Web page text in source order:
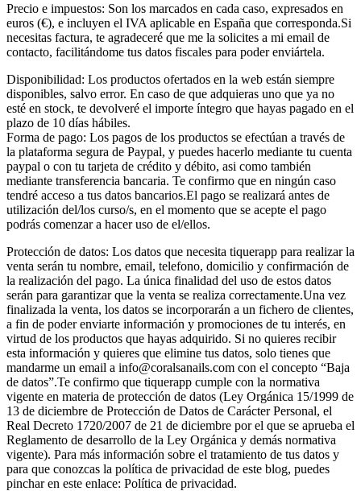
Precio e impuestos: Son los marcados en cada caso, expresados en
euros (€), e incluyen el IVA aplicable en España que corresponda.Si
necesitas factura, te agradeceré que me la solicites a mi email de
contacto, facilitándome tus datos fiscales para poder enviártela.
Disponibilidad: Los productos ofertados en la web están siempre
disponibles, salvo error. En caso de que adquieras uno que ya no
esté en stock, te devolveré el importe íntegro que hayas pagado en el
plazo de 10 días hábiles.
Forma de pago: Los pagos de los productos se efectúan a través de
la plataforma segura de Paypal, y puedes hacerlo mediante tu cuenta
paypal o con tu tarjeta de crédito y débito, asi como también
mediante transferencia bancaria. Te confirmo que en ningún caso
tendré acceso a tus datos bancarios.El pago se realizará antes de
utilización del/los curso/s, en el momento que se acepte el pago
podrás comenzar a hacer uso de el/ellos.
Protección de datos: Los datos que necesita tiquerapp para realizar la
venta serán tu nombre, email, telefono, domicilio y confirmación de
la realización del pago. La única finalidad del uso de estos datos
serán para garantizar que la venta se realiza correctamente.Una vez
finalizada la venta, los datos se incorporarán a un fichero de clientes,
a fin de poder enviarte información y promociones de tu interés, en
virtud de los productos que hayas adquirido. Si no quieres recibir
esta información y quieres que elimine tus datos, solo tienes que
mandarme un email a info@coralsanails.com con el concepto “Baja
de datos”.Te confirmo que tiquerapp cumple con la normativa
vigente en materia de protección de datos (Ley Orgánica 15/1999 de
13 de diciembre de Protección de Datos de Carácter Personal, el
Real Decreto 1720/2007 de 21 de diciembre por el que se aprueba el
Reglamento de desarrollo de la Ley Orgánica y demás normativa
vigente). Para más información sobre el tratamiento de tus datos y
para que conozcas la política de privacidad de este blog, puedes
pinchar en este enlace: Política de privacidad.